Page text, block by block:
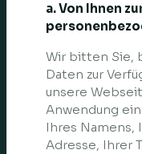
a. Von Ihnen
Wir bitten Sie,
Daten zur
unsere
Anwendung
Ihres Namens,
Adresse, Ihrer